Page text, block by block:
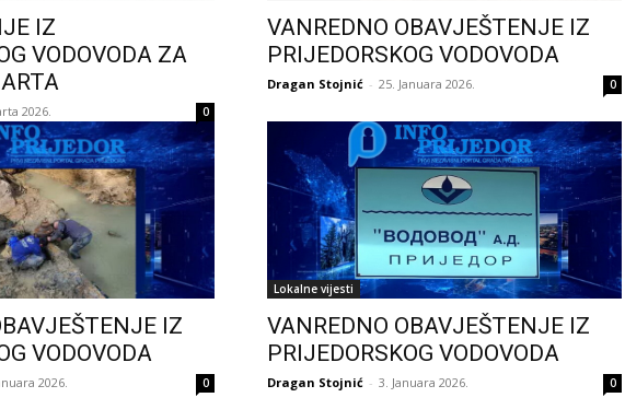
IZ
VODOVODA ZA
2026. 0
VANREDNO OBAVJEŠTENJE IZ
PRIJEDORSKOG VODOVODA
Dragan Stojnić - 25. Januara 2026. 0
IZ
VODOVODA
2026. 0
Lokalne vijesti
VANREDNO OBAVJEŠTENJE IZ
PRIJEDORSKOG VODOVODA
Dragan Stojnić - 3. Januara 2026. 0